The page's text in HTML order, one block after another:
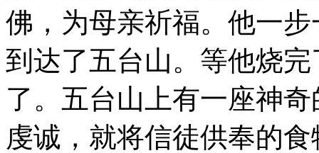
佛，为母亲祈福。他一
到达了五台山。等他烧
了。五台山上有一座神
虔诚，就将信徒供奉的